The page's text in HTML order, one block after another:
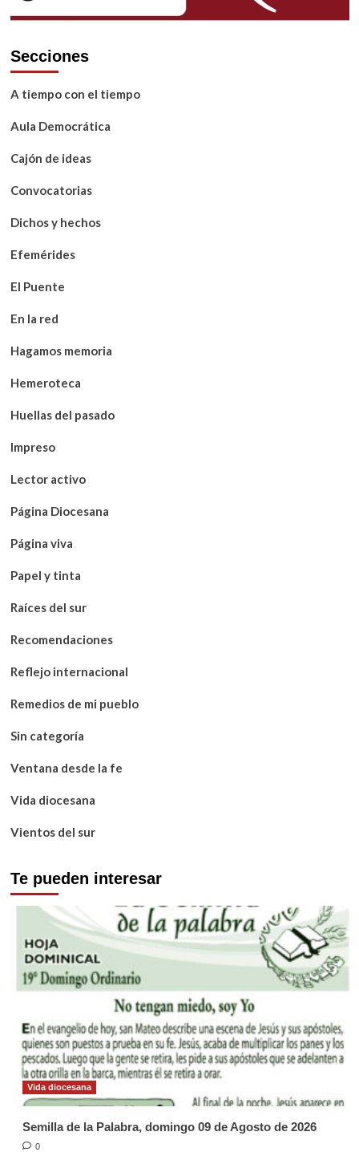
Secciones
A tiempo con el tiempo
Aula Democrática
Cajón de ideas
Convocatorias
Dichos y hechos
Efemérides
El Puente
En la red
Hagamos memoria
Hemeroteca
Huellas del pasado
Impreso
Lector activo
Página Diocesana
Página viva
Papel y tinta
Raíces del sur
Recomendaciones
Reflejo internacional
Remedios de mi pueblo
Sin categoría
Ventana desde la fe
Vida diocesana
Vientos del sur
Te pueden interesar
Vida diocesana
Semilla de la Palabra, domingo 09 de Agosto de 2026
0